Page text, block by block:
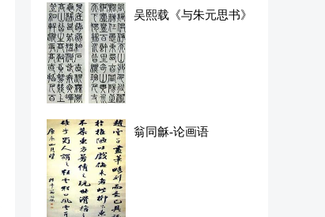
吴熙载《与朱元思书》
翁同龢-论画语